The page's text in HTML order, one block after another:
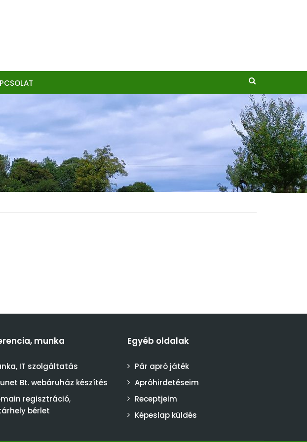
munka
IT szolgáltatás
Bt. webáruház készítés
regisztráció,
bérlet
Egyéb oldalak
Pár apró játék
Apróhirdetéseim
Receptjeim
Képeslap küldés